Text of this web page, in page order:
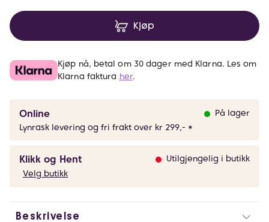
Kjøp
Kjøp nå, betal om 30 dager med Klarna. Les om
Klarna faktura her.
Online
På lager
Lynrask levering og fri frakt over kr 299,- *
Klikk og Hent
Utilgjengelig i butikk
Velg butikk
Beskrivelse